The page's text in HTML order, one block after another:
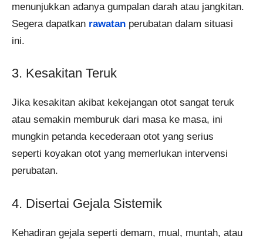
menunjukkan adanya gumpalan darah atau jangkitan.
Segera dapatkan rawatan perubatan dalam situasi
ini.
3. Kesakitan Teruk
Jika kesakitan akibat kekejangan otot sangat teruk
atau semakin memburuk dari masa ke masa, ini
mungkin petanda kecederaan otot yang serius
seperti koyakan otot yang memerlukan intervensi
perubatan.
4. Disertai Gejala Sistemik
Kehadiran gejala seperti demam, mual, muntah, atau